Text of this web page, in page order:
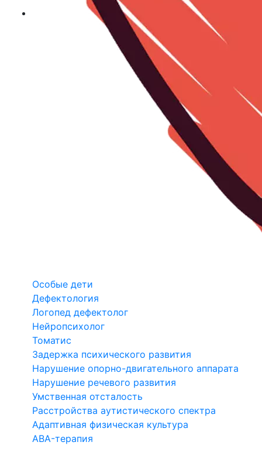
Особые дети
Дефектология
Логопед дефектолог
Нейропсихолог
Томатис
Задержка психического развития
Нарушение опорно-двигательного аппарата
Нарушение речевого развития
Умственная отсталость
Расстройства аутистического спектра
Адаптивная физическая культура
ABA-терапия